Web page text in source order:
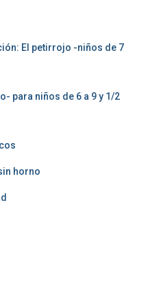
El petirrojo -niños de 7
para niños de 6 a 9 y 1/2
horno